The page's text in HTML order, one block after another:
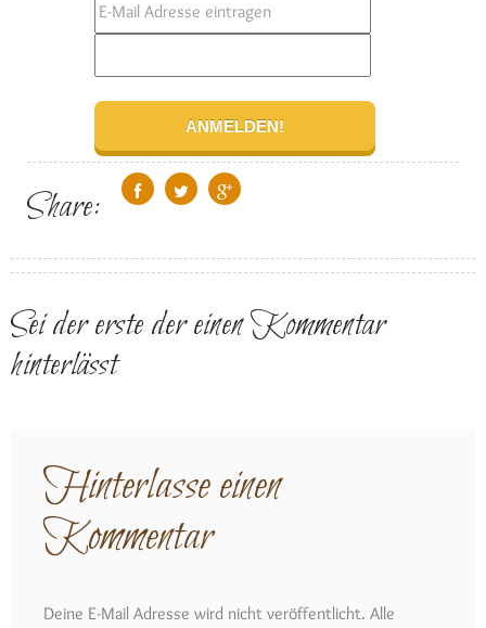
Share:
Sei der erste der einen Kommentar
hinterlässt
Hinterlasse einen
Kommentar
Deine E-Mail Adresse wird nicht veröffentlicht. Alle